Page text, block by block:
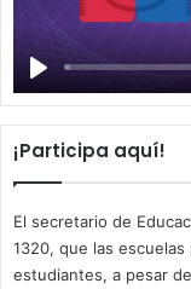
¡Participa aquí!
El secretario de
1320, que las
estudiantes, a pesar